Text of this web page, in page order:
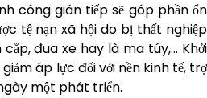
công gián tiếp sẽ góp phần ổn
tệ nạn xã hội do bị thất nghiệp
đua xe hay là ma túy,… Khởi
áp lực đối với nền kinh tế, trợ
một phát triển.